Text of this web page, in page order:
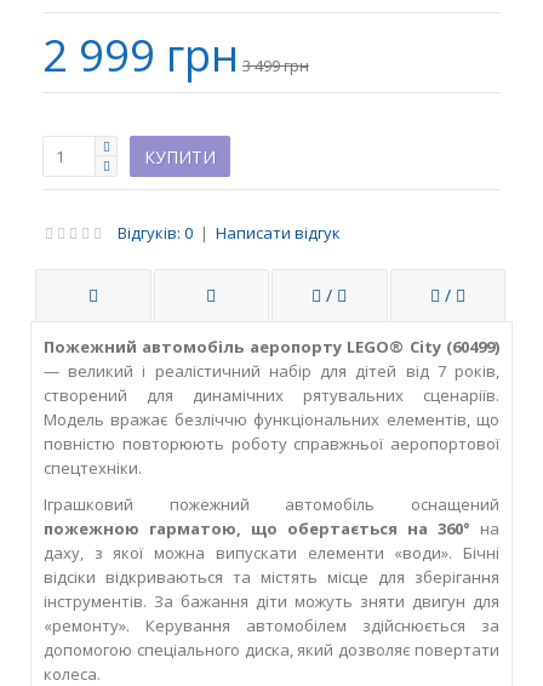
2 999 грн 3 499 грн
Відгуків: 0 | Написати відгук
/ /
Пожежний автомобіль аеропорту LEGO® City (60499)
— великий і реалістичний набір для дітей від 7 років,
створений для динамічних рятувальних сценаріїв.
Модель вражає безліччю функціональних елементів, що
повністю повторюють роботу справжньої аеропортової
спецтехніки.
Іграшковий пожежний автомобіль оснащений
пожежною гарматою, що обертається на 360° на
даху, з якої можна випускати елементи «води». Бічні
відсіки відкриваються та містять місце для зберігання
інструментів. За бажання діти можуть зняти двигун для
«ремонту». Керування автомобілем здійснюється за
допомогою спеціального диска, який дозволяє повертати
колеса.